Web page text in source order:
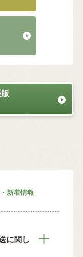
新着情報
に関し